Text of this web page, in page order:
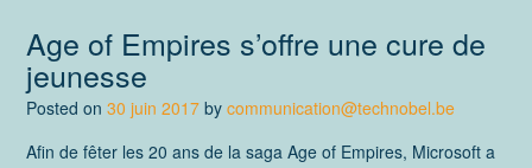
Age of Empires s’offre une cure de
jeunesse
Posted on 30 juin 2017 by communication@technobel.be
Afin de fêter les 20 ans de la saga Age of Empires, Microsoft a